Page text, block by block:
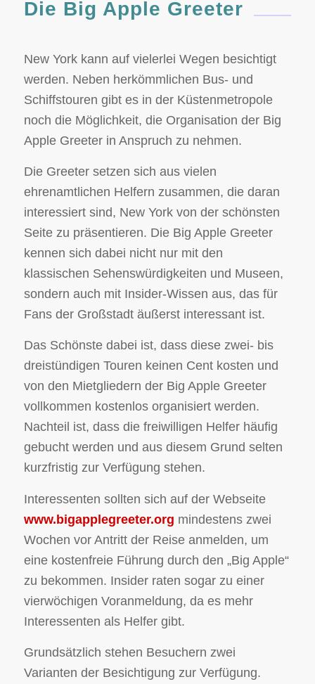
Die Big Apple Greeter
New York kann auf vielerlei Wegen besichtigt
werden. Neben herkömmlichen Bus- und
Schiffstouren gibt es in der Küstenmetropole
noch die Möglichkeit, die Organisation der Big
Apple Greeter in Anspruch zu nehmen.
Die Greeter setzen sich aus vielen
ehrenamtlichen Helfern zusammen, die daran
interessiert sind, New York von der schönsten
Seite zu präsentieren. Die Big Apple Greeter
kennen sich dabei nicht nur mit den
klassischen Sehenswürdigkeiten und Museen,
sondern auch mit Insider-Wissen aus, das für
Fans der Großstadt äußerst interessant ist.
Das Schönste dabei ist, dass diese zwei- bis
dreistündigen Touren keinen Cent kosten und
von den Mietgliedern der Big Apple Greeter
vollkommen kostenlos organisiert werden.
Nachteil ist, dass die freiwilligen Helfer häufig
gebucht werden und aus diesem Grund selten
kurzfristig zur Verfügung stehen.
Interessenten sollten sich auf der Webseite
www.bigapplegreeter.org mindestens zwei
Wochen vor Antritt der Reise anmelden, um
eine kostenfreie Führung durch den „Big Apple“
zu bekommen. Insider raten sogar zu einer
vierwöchigen Voranmeldung, da es mehr
Interessenten als Helfer gibt.
Grundsätzlich stehen Besuchern zwei
Varianten der Besichtigung zur Verfügung.